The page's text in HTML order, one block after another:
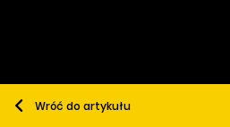
Wróć do artykułu